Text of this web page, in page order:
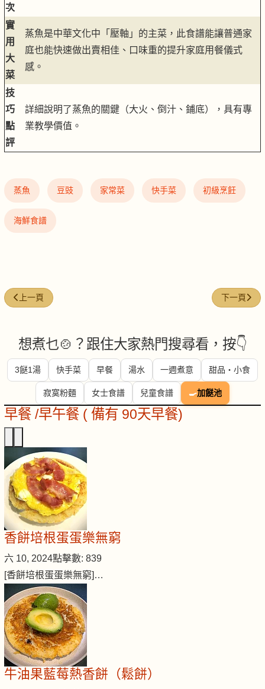
次
實
用
大
菜
蒸魚是中華文化中「壓軸」的主菜，此食譜能讓普通家
庭也能快速做出賣相佳、口味重的提升家庭用餐儀式
感。
技
巧
點
評
詳細說明了蒸魚的關鍵（大火、倒汁、鋪底），具有專
業教學價值。
蒸魚 豆豉 家常菜 快手菜 初級烹飪
海鮮食譜
上一篇文章: 清蒸𩶘魚點醬
上一頁 下一篇文章
下一頁
想煮乜🍲？跟住大家熱門搜尋看，按👇
3餸1湯 快手菜 早餐 湯水 一週煮意 甜品・小食
寂寞粉麵 女士食譜 兒童食譜 🍳加餸池
早餐 /早午餐 ( 備有 90天早餐)
香餅培根蛋蛋樂無窮
六 10, 2024點擊數: 839
[香餅培根蛋蛋樂無窮]…
牛油果藍莓熱香餅（鬆餅）